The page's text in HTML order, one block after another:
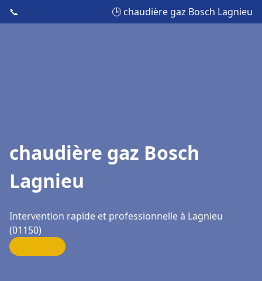
📞 🕒 chaudière gaz Bosch Lagnieu
chaudière gaz Bosch
Lagnieu
Intervention rapide et professionnelle à Lagnieu
(01150)